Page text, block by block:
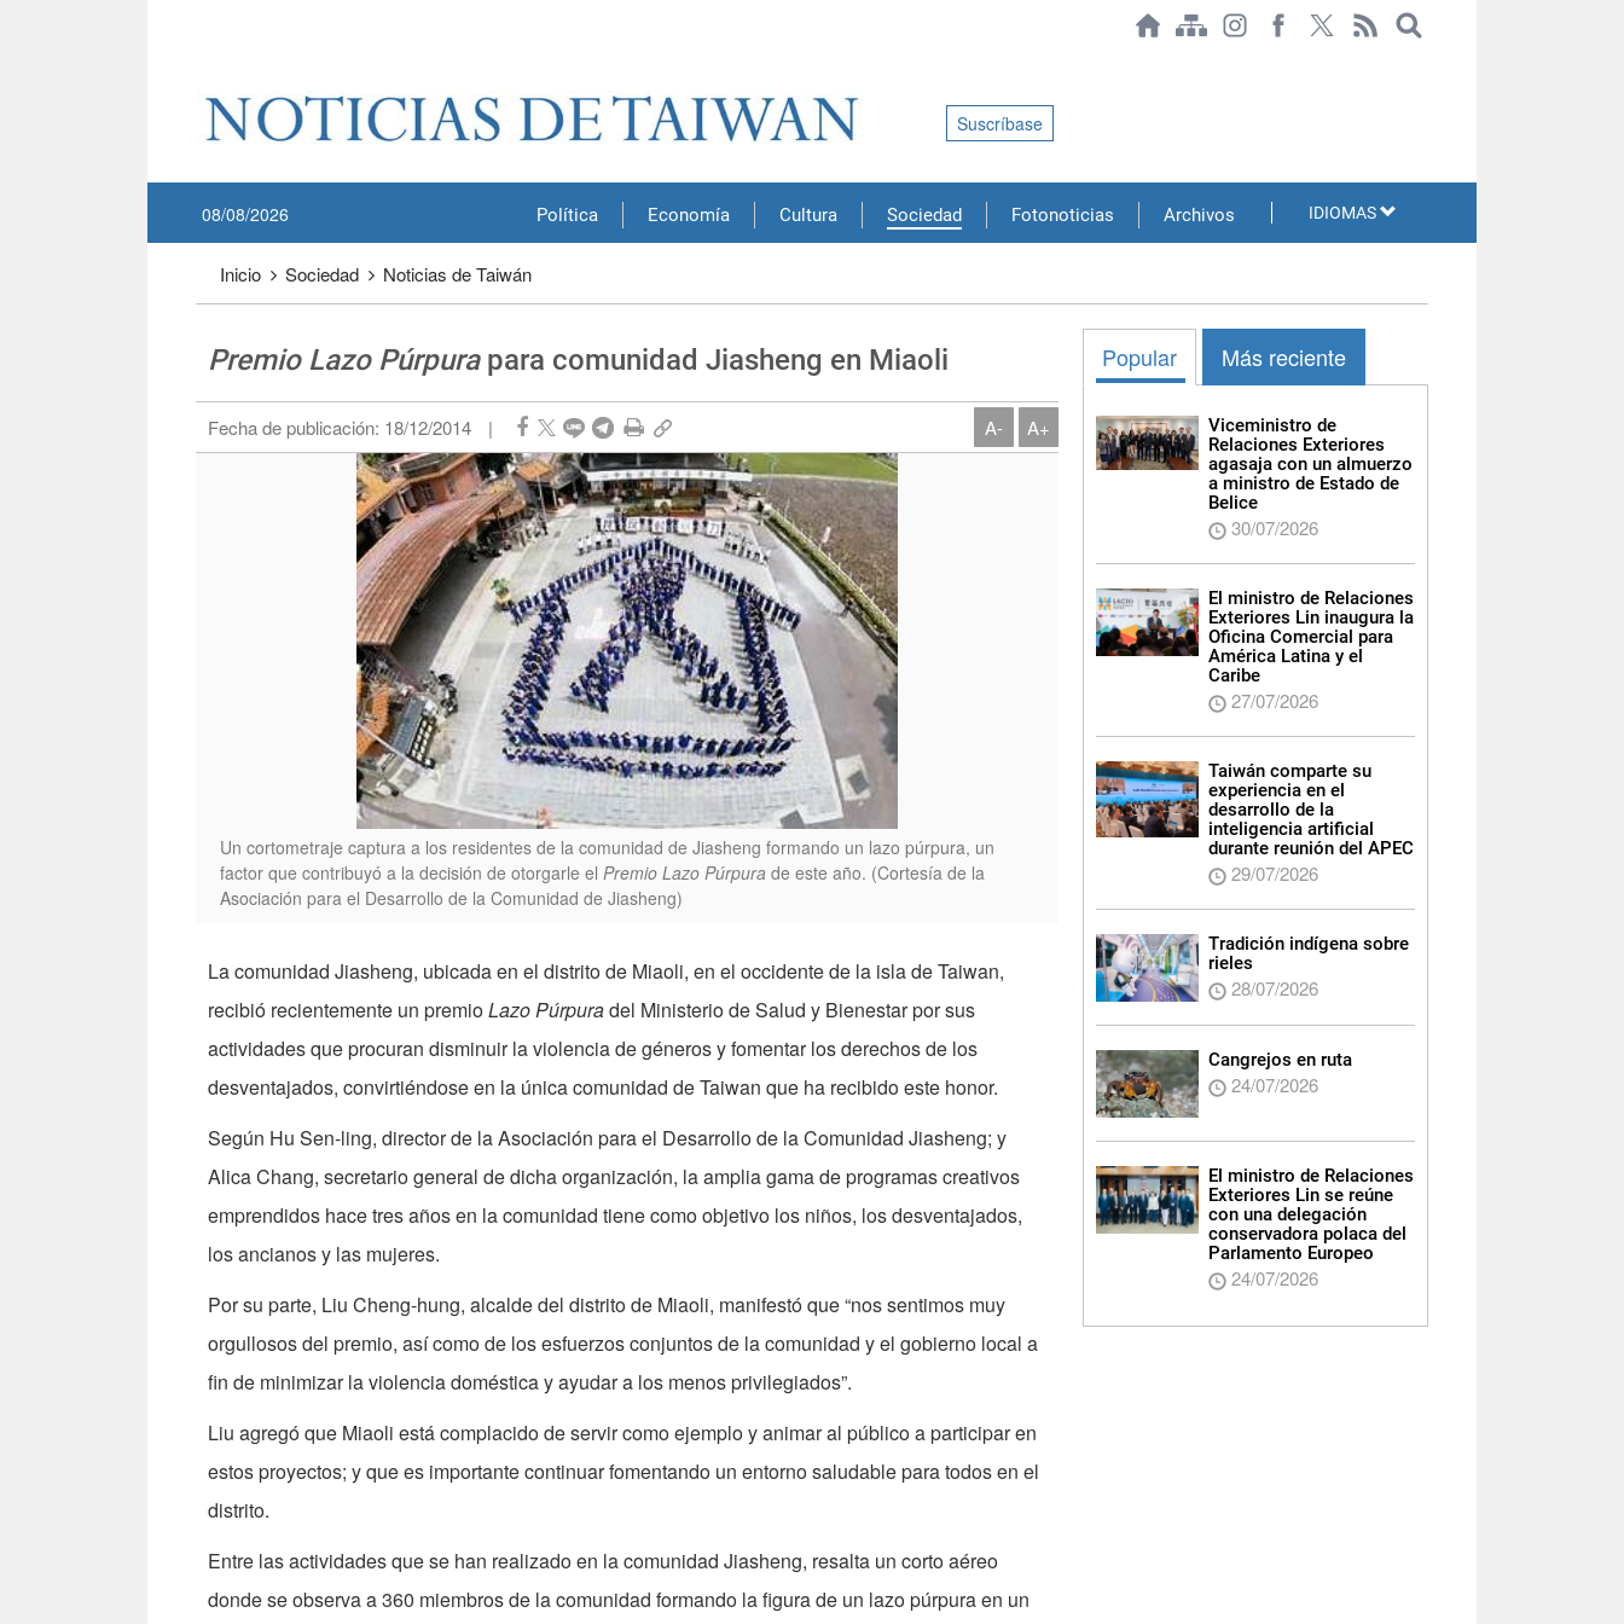
Política Economía Cultura Sociedad Fotonoticias Archivos
08/08/2026
Suscríbase
IDIOMAS
Inicio Sociedad Noticias de Taiwán
Premio Lazo Púrpurapara comunidad Jiasheng en Miaoli
Fecha de publicación: 18/12/2014 | A- A+
Un cortometraje captura a los residentes de la comunidad de Jiasheng formando un lazo púrpura, un
factor que contribuyó a la decisión de otorgarle el Premio Lazo Púrpura de este año. (Cortesía de la
Asociación para el Desarrollo de la Comunidad de Jiasheng)
La comunidad Jiasheng, ubicada en el distrito de Miaoli, en el occidente de la isla de Taiwan,
recibió recientemente un premioLazo Púrpuradel Ministerio de Salud y Bienestar por sus
actividades que procuran disminuir la violencia de géneros y fomentar los derechos de los
desventajados, convirtiéndose en la única comunidad de Taiwan que ha recibido este honor.
Según Hu Sen-ling, director de la Asociación para el Desarrollo de la Comunidad Jiasheng; y
Alica Chang, secretario general de dicha organización, la amplia gama de programas creativos
emprendidos hace tres años en la comunidad tiene como objetivo los niños, los desventajados,
los ancianos y las mujeres.
Por su parte, Liu Cheng-hung, alcalde del distrito de Miaoli, manifestó que “nos sentimos muy
orgullosos del premio, así como de los esfuerzos conjuntos de la comunidad y el gobierno local a
fin de minimizar la violencia doméstica y ayudar a los menos privilegiados”.
Liu agregó que Miaoli está complacido de servir como ejemplo y animar al público a participar en
estos proyectos; y que es importante continuar fomentando un entorno saludable para todos en el
distrito.
Entre las actividades que se han realizado en la comunidad Jiasheng, resalta un corto aéreo
donde se observa a 360 miembros de la comunidad formando la figura de un lazo púrpura en un
Popular Más reciente
Viceministro de
Relaciones Exteriores
agasaja con un almuerzo
a ministro de Estado de
Belice
30/07/2026
El ministro de Relaciones
Exteriores Lin inaugura la
Oficina Comercial para
América Latina y el
Caribe
27/07/2026
Taiwán comparte su
experiencia en el
desarrollo de la
inteligencia artificial
durante reunión del APEC
29/07/2026
Tradición indígena sobre
rieles
28/07/2026
Cangrejos en ruta
24/07/2026
El ministro de Relaciones
Exteriores Lin se reúne
con una delegación
conservadora polaca del
Parlamento Europeo
24/07/2026